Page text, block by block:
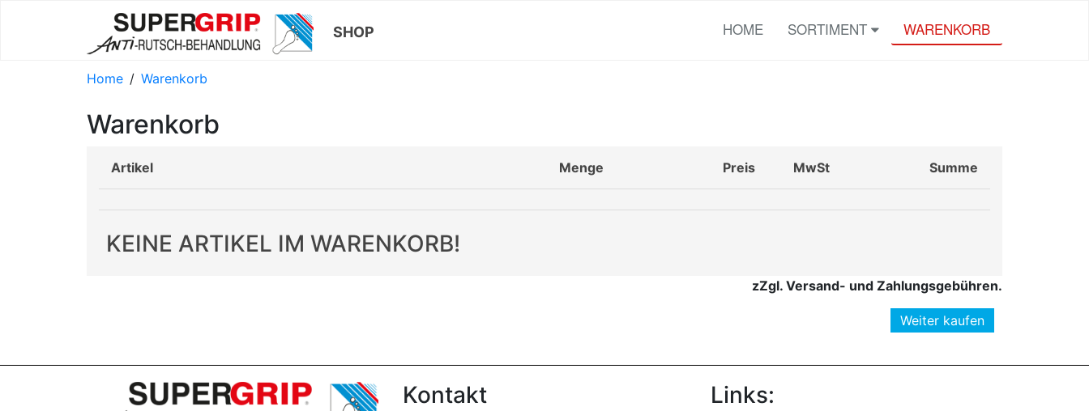
SHOP HOME SORTIMENT WARENKORB
Home Warenkorb
Warenkorb
Artikel Menge Preis MwSt Summe
KEINE ARTIKEL IM WARENKORB!
zZgl. Versand- und Zahlungsgebühren.
Weiter kaufen
Kontakt Links: